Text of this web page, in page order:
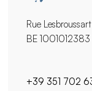
Rue
BE 1001012383
+39 351 702